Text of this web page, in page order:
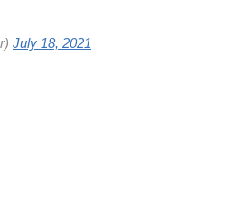
July 18, 2021